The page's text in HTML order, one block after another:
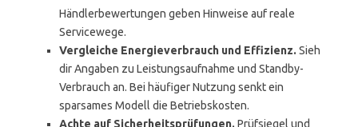
Händlerbewertungen geben Hinweise auf reale
Servicewege.
Vergleiche Energieverbrauch und Effizienz. Sieh
dir Angaben zu Leistungsaufnahme und Standby-
Verbrauch an. Bei häufiger Nutzung senkt ein
sparsames Modell die Betriebskosten.
Achte auf Sicherheitsprüfungen. Prüfsiegel und